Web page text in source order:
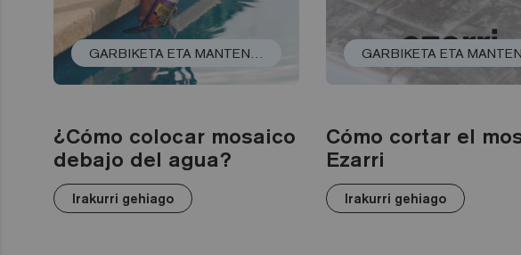
GARBIKETA ETA MANTENTZE-LANAK
¿Cómo colocar mosaico
debajo del agua?
Irakurri gehiago
Cómo cortar el
Ezarri
Irakurri gehiago